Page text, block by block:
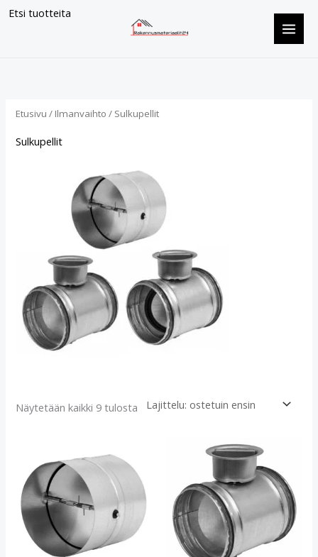
Etsi tuotteita
Siirry
Etusivu / Ilmanvaihto / Sulkupellit
Sulkupellit
Näytetään kaikki 9 tulosta